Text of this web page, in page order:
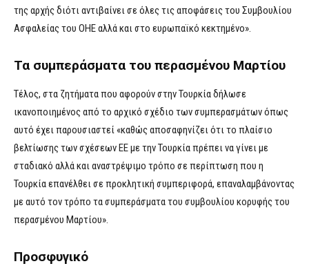
της αρχής διότι αντιβαίνει σε όλες τις αποφάσεις του Συμβουλίου
Ασφαλείας του ΟΗΕ αλλά και στο ευρωπαϊκό κεκτημένο».
Τα συμπεράσματα του περασμένου Μαρτίου
Τέλος, στα ζητήματα που αφορούν στην Τουρκία δήλωσε
ικανοποιημένος από το αρχικό σχέδιο των συμπερασμάτων όπως
αυτό έχει παρουσιαστεί «καθώς αποσαφηνίζει ότι το πλαίσιο
βελτίωσης των σχέσεων ΕΕ με την Τουρκία πρέπει να γίνει με
σταδιακό αλλά και αναστρέψιμο τρόπο σε περίπτωση που η
Τουρκία επανέλθει σε προκλητική συμπεριφορά, επαναλαμβάνοντας
με αυτό τον τρόπο τα συμπεράσματα του συμβουλίου κορυφής του
περασμένου Μαρτίου».
Προσφυγικό